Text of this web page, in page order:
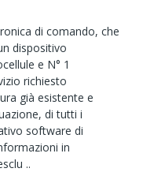
di comando, che
dispositivo
e N° 1
richiesto
già esistente e
di tutti i
software di
in
..